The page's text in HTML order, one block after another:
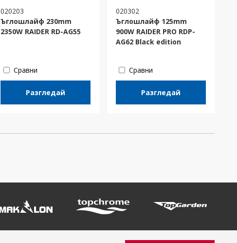
020203
Ъглошлайф 230mm
2350W RAIDER RD-AG55
Сравни
Разгледай
020302
Ъглошлайф 125mm
900W RAIDER PRO RDP-
AG62 Black edition
Сравни
Разгледай